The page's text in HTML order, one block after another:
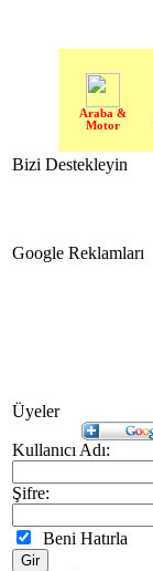
Araba &
Motor
Bizi Destekleyin
Google Reklamları
Üyeler
Kullanıcı Adı:
Şifre:
Beni Hatırla